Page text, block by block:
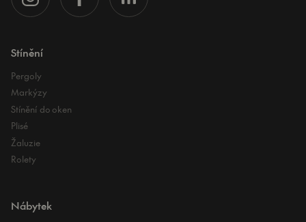
Stínění
Pergoly
Markýzy
Stínění do oken
Plisé
Žaluzie
Rolety
Nábytek